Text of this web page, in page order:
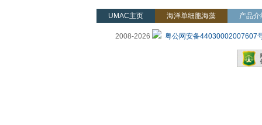
UMAC主页 海洋单细胞海藻 产品介
2008-2026 粤公网安备44030002007607